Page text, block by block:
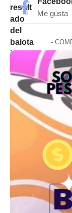
Me gusta
-